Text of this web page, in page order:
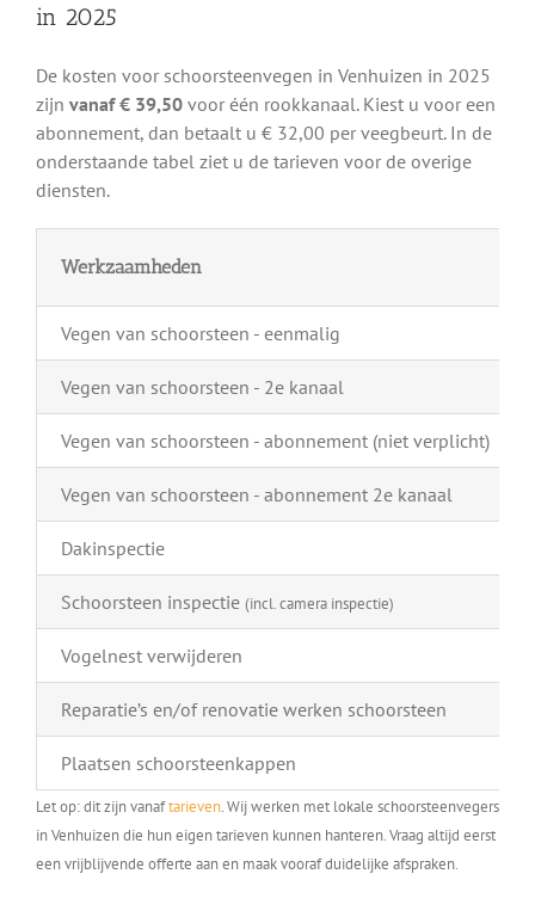
in 2025
De kosten voor schoorsteenvegen in Venhuizen in 2025
zijn vanaf € 39,50voor één rookkanaal. Kiest u voor een
abonnement, dan betaalt u € 32,00 per veegbeurt. In de
onderstaande tabel ziet u de tarieven voor de overige
diensten.
Werkzaamheden
Vegen van schoorsteen - eenmalig
Vegen van schoorsteen - 2e kanaal
Vegen van schoorsteen - abonnement (niet verplicht)
Vegen van schoorsteen - abonnement 2e kanaal
Dakinspectie
Schoorsteen inspectie (incl. camera inspectie)
Vogelnest verwijderen
Reparatie’s en/of renovatie werken schoorsteen
Plaatsen schoorsteenkappen
Let op: dit zijn vanaftarieven. Wij werken met lokale schoorsteenvegers
in Venhuizen die hun eigen tarieven kunnen hanteren. Vraag altijd eerst
een vrijblijvende offerte aan en maak vooraf duidelijke afspraken.